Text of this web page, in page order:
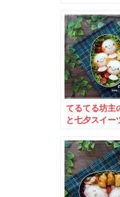
てるてる坊主
と七夕スイー